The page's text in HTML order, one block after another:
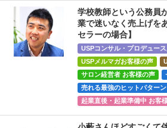
学校教師という公務員
業で迷いなく売上げを
セラーの場合】
USPコンサル・プロデュー
USPメルマガお客様の声
サロン経営者 お客様の声
売れる最強のヒットパターン
起業直後・起業準備中 お客